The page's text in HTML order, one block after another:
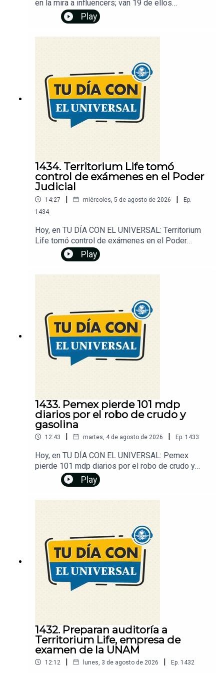
en la mira a influencers; van 19 de ellos
asesinados. EU ofrece recompensas millonarias
por líderes del CJNG. Trump convierte sus
mensajes en un negocio. Tras protestas, CDMX
Además, descubre cómo recuperar tu número de
celular si no lo registraste. Dale play y...
¡Entérate!Un podcast de EL UNIVERSAL
Play
1434. Territorium Life tomó
control de exámenes en el Poder
Judicial
14:27 | miércoles, 5 de agosto de 2026 |
Ep.
1434
Hoy, en TU DÍA CON EL UNIVERSAL: Territorium
Life tomó control de exámenes en el Poder
Judicial. Examen de control de la UNAM se
realizará del 12 al 19 de agosto. Asegura la FGR
Argentina. Obras en 3 líneas del Cablebús tienen
20% de avance. Además, ¿cuál es la mejor hora
para conducir en carretera? Dale play y...
¡Entérate!Un podcast de EL UNIVERSAL
Play
1433. Pemex pierde 101 mdp
diarios por el robo de crudo y
gasolina
12:43 | martes, 4 de agosto de 2026 | Ep. 1433
Hoy, en TU DÍA CON EL UNIVERSAL: Pemex
pierde 101 mdp diarios por el robo de crudo y
gasolina. Coca-Cola aumenta precios de sus
productos; refrescos subirán hasta 5 pesos
las chapas y los medidores, acusan víctimas de
despojo. Demandan a Netflix por la desaparición
de una película de Nicolas Cage. Dale play y...
¡Entérate!Un podcast de EL UNIVERSAL
Play
1432. Preparan auditoría a
Territorium Life, empresa de
examen de la UNAM
12:12 | lunes, 3 de agosto de 2026 | Ep. 1432